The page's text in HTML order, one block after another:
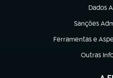
Dados
(abre
Sanções
(abre em
Ferramentas e
(abre em nova aba)
Outras
(abre em